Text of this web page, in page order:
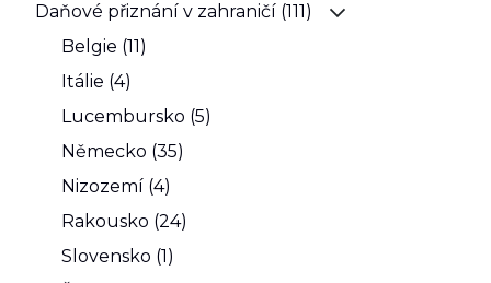
Daňové přiznání v zahraničí (111)
Belgie (11)
Itálie (4)
Lucembursko (5)
Německo (35)
Nizozemí (4)
Rakousko (24)
Slovensko (1)